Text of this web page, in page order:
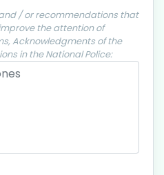
/ or recommendations that
the attention of
Acknowledgments of the
in the National Police: